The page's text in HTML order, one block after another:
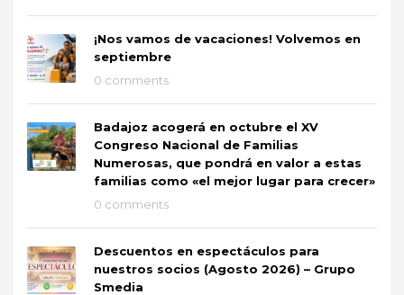
¡Nos vamos de vacaciones! Volvemos en
septiembre
0 comments
Badajoz acogerá en octubre el XV
Congreso Nacional de Familias
Numerosas, que pondrá en valor a estas
familias como «el mejor lugar para crecer»
0 comments
Descuentos en espectáculos para
nuestros socios (Agosto 2026) – Grupo
Smedia